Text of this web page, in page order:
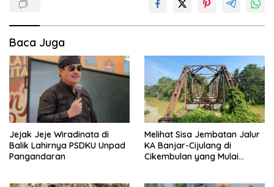
Baca Juga
Jejak Jeje Wiradinata di
Balik Lahirnya PSDKU Unpad
Pangandaran
Melihat Sisa Jembatan Jalur
KA Banjar-Cijulang di
Cikembulan yang Mulai